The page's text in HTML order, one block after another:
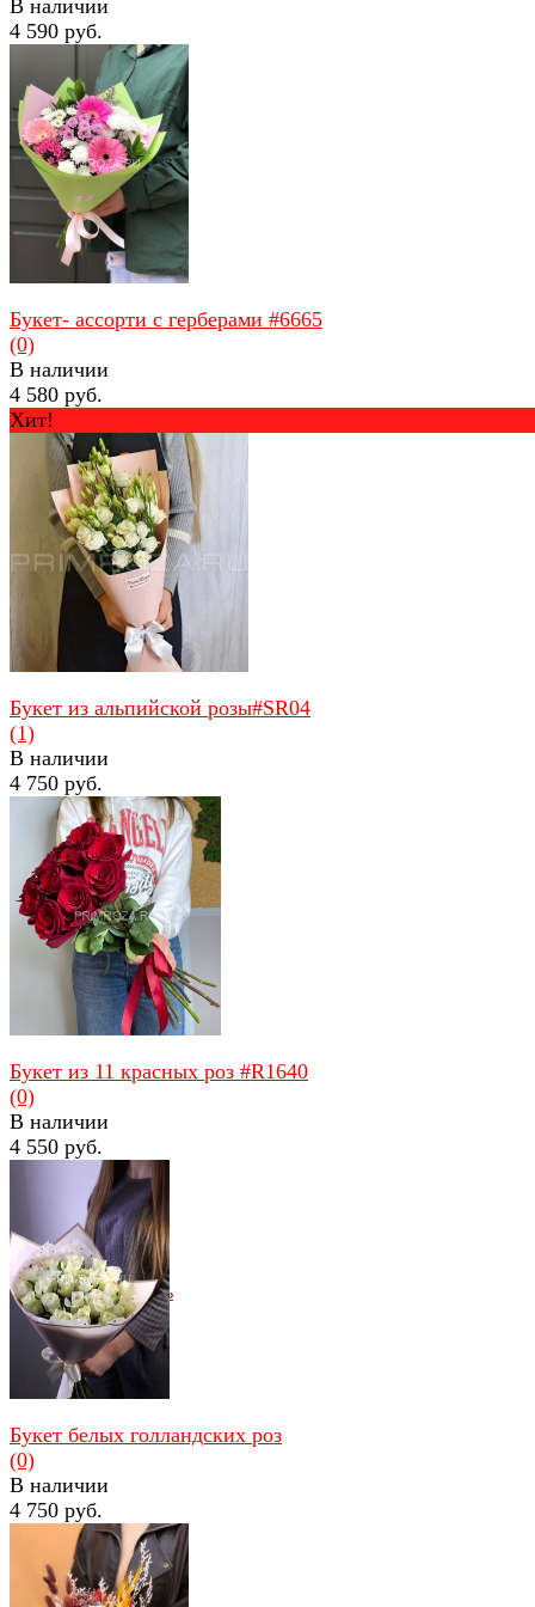
избранное сравнить
В наличии
4 590 руб.
избранное сравнить
Букет- ассорти с герберами #6665
(0)
В наличии
4 580 руб.
Хит!
избранное сравнить
Букет из альпийской розы#SR04
(1)
В наличии
4 750 руб.
избранное сравнить
Букет из 11 красных роз #R1640
(0)
В наличии
4 550 руб.
Букет белых голландских роз
(0)
В наличии
4 750 руб.